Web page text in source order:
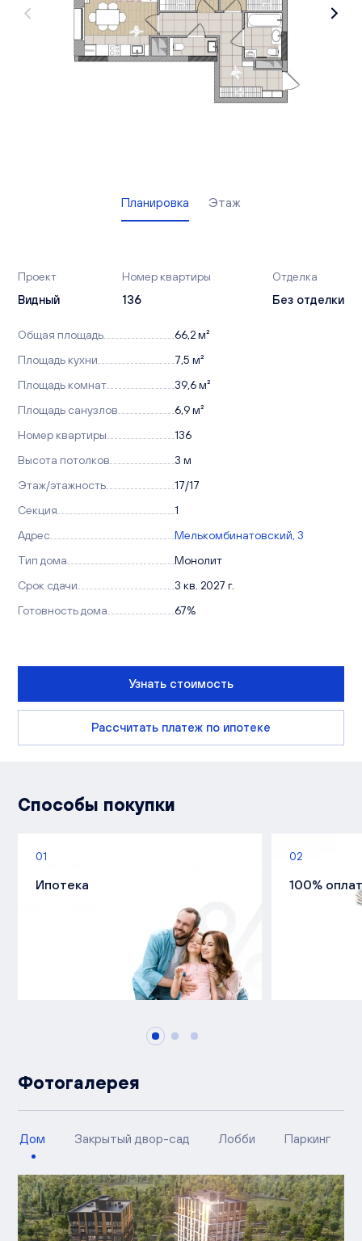
Вакансии
Офисы продаж
Планировка Этаж
Проект
Видный
Номер квартиры
136
Отделка
Без отделки
Общая площадь
66,2 м²
Площадь кухни
7,5 м²
Площадь комнат
39,6 м²
Площадь санузлов
6,9 м²
Номер квартиры
136
Высота потолков
3 м
Этаж/этажность
17/17
Секция
1
Адрес
Мелькомбинатовский, 3
Тип дома
Монолит
Срок сдачи
3 кв. 2027 г.
Готовность дома
67%
Узнать стоимость
Рассчитать платеж по ипотеке
Способы покупки
01
Ипотека
02
100%
Фотогалерея
Дом Закрытый двор-сад Лобби Паркинг